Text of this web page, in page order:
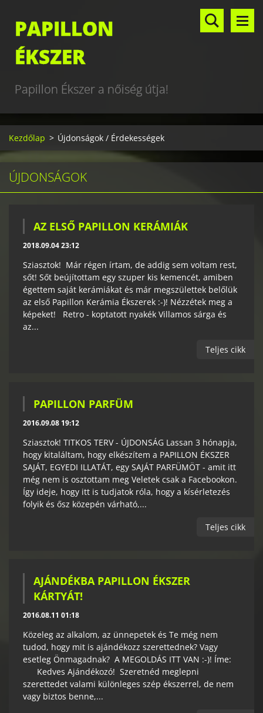
PAPILLON
ÉKSZER
Papillon Ékszer a nőiség útja!
Kezdőlap > Újdonságok / Érdekességek
ÚJDONSÁGOK
AZ ELSŐ PAPILLON KERÁMIÁK
2018.09.04 23:12
Sziasztok! Már régen írtam, de addig sem voltam rest,
sőt! Sőt beújítottam egy szuper kis kemencét, amiben
égettem saját kerámiákat és már megszülettek belőlük
az első Papillon Kerámia Ékszerek :-)! Nézzétek meg a
képeket! Retro - koptatott nyakék Villamos sárga és
az...
Teljes cikk
PAPILLON PARFÜM
2016.09.08 19:12
Sziasztok! TITKOS TERV - ÚJDONSÁG Lassan 3 hónapja,
hogy kitaláltam, hogy elkészítem a PAPILLON ÉKSZER
SAJÁT, EGYEDI ILLATÁT, egy SAJÁT PARFÜMÖT - amit itt
még nem is osztottam meg Veletek csak a Facebookon.
Így ideje, hogy itt is tudjatok róla, hogy a kísérletezés
folyik és ősz közepén várható,...
Teljes cikk
AJÁNDÉKBA PAPILLON ÉKSZER
KÁRTYÁT!
2016.08.11 01:18
Közeleg az alkalom, az ünnepetek és Te még nem
tudod, hogy mit is ajándékozz szerettednek? Vagy
esetleg Önmagadnak? A MEGOLDÁS ITT VAN :-)! Íme:
Kedves Ajándékozó! Szeretnéd meglepni
szerettedet valami különleges szép ékszerrel, de nem
vagy biztos benne,...